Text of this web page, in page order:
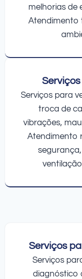
melhorias de
Atendimento
Serviços para
troca de
vibrações,
Atendimento
Serviços
Serviços
diagnóstico